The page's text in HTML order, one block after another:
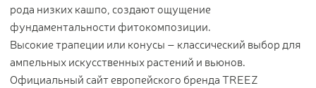
рода низких кашпо, создают ощущение
фундаментальности фитокомпозиции.
Высокие трапеции или конусы – классический выбор для
ампельных искусственных растений и вьюнов.
Официальный сайт европейского бренда TREEZ